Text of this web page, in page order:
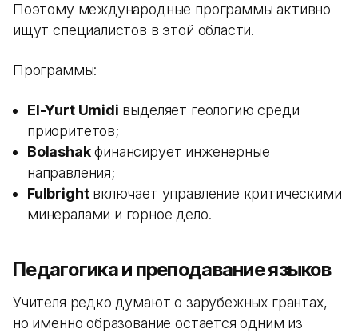
Поэтому международные программы активно
ищут специалистов в этой области.
Программы:
El-Yurt Umidi выделяет геологию среди
приоритетов;
Bolashakфинансирует инженерные
направления;
Fulbrightвключает управление критическими
минералами и горное дело.
Педагогика и преподавание языков
Учителя редко думают о зарубежных грантах,
но именно образование остается одним из